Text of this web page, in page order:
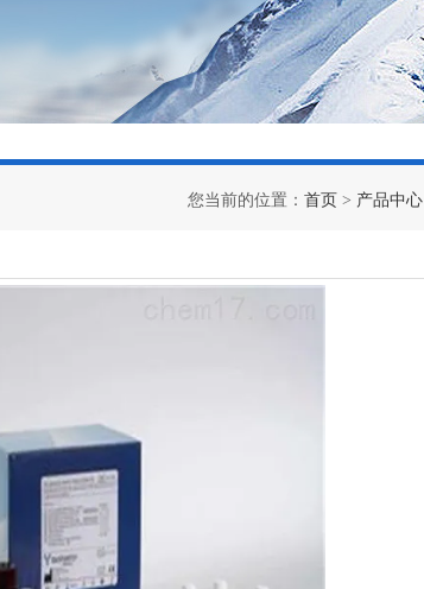
您当前的位置： 首页 > 产品中心